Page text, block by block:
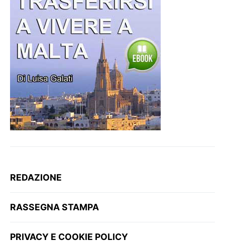
REDAZIONE
RASSEGNA STAMPA
PRIVACY E COOKIE POLICY